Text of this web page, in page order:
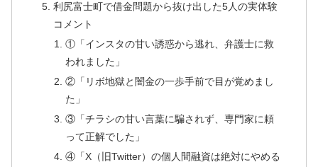
利尻富士町で借金問題から抜け出した5人の実体験
コメント
①「インスタの甘い誘惑から逃れ、弁護士に救
われました」
②「リボ地獄と闇金の一歩手前で目が覚めまし
た」
③「チラシの甘い言葉に騙されず、専門家に頼
って正解でした」
④「X（旧Twitter）の個人間融資は絶対にやめる